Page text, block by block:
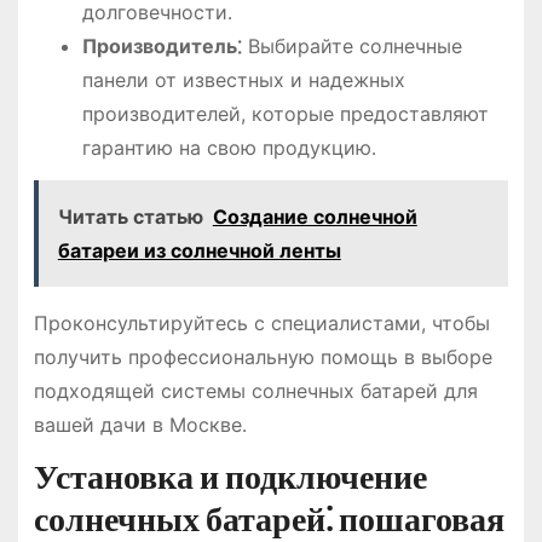
долговечности․
Производитель⁚Выбирайте солнечные
панели от известных и надежных
производителей, которые предоставляют
гарантию на свою продукцию․
Читать статью Создание солнечной
батареи из солнечной ленты
Проконсультируйтесь с специалистами, чтобы
получить профессиональную помощь в выборе
подходящей системы солнечных батарей для
вашей дачи в Москве․
Установка и подключение
солнечных батарей⁚ пошаговая